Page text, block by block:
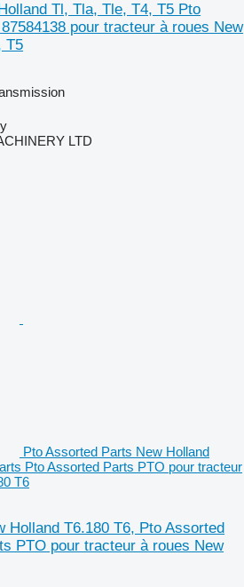
Tl, Tla, Tle, T4, T5 Pto
pour tracteur à roues New
T5
LTD
Pto Assorted Parts New Holland
Pto Assorted Parts PTO pour tracteur
T6
Holland T6.180 T6, Pto Assorted
PTO pour tracteur à roues New